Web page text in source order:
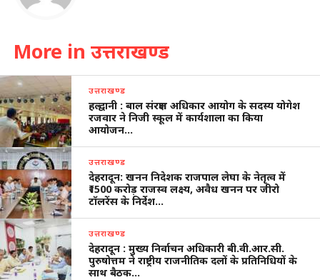
More in उत्तराखण्ड
उत्तराखण्ड
हल्द्वानी : बाल संरक्षण अधिकार आयोग के सदस्य योगेश
रजवार ने निजी स्कूल में कार्यशाला का किया
आयोजन…
उत्तराखण्ड
देहरादून: खनन निदेशक राजपाल लेघा के नेतृत्व में
₹1500 करोड़ राजस्व लक्ष्य, अवैध खनन पर जीरो
टॉलरेंस के निर्देश…
उत्तराखण्ड
देहरादून : मुख्य निर्वाचन अधिकारी बी.वी.आर.सी.
पुरुषोत्तम ने राष्ट्रीय राजनीतिक दलों के प्रतिनिधियों के
साथ बैठक…